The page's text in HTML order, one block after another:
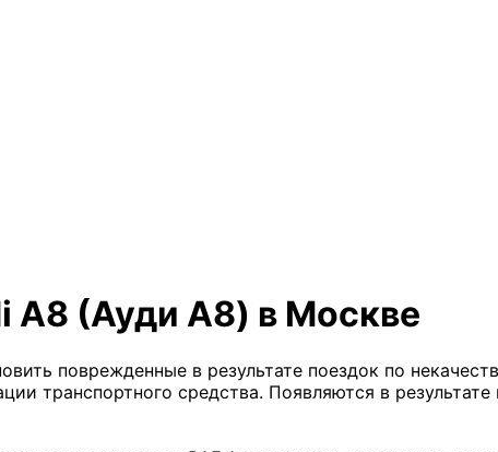
A8 (Ауди А8) в Москве
поврежденные в результате поездок по
транспортного средства. Появляются в